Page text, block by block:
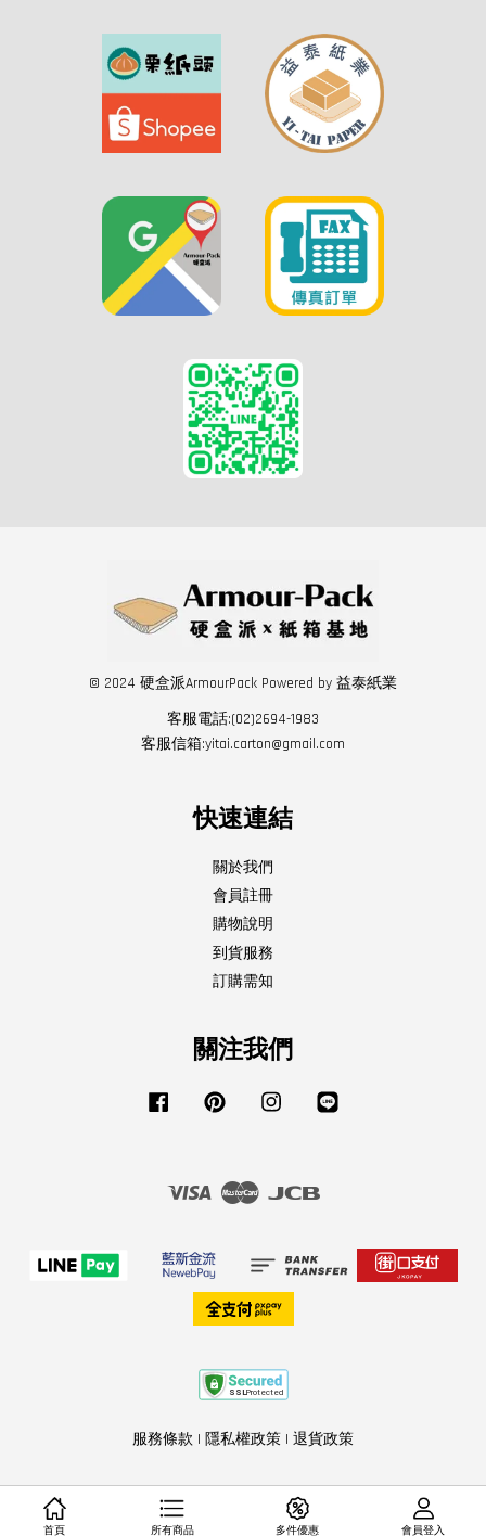
© 2024 硬盒派ArmourPack Powered by 益泰紙業
客服電話:(02)2694-1983
客服信箱:yitai.carton@gmail.com
快速連結
關於我們
會員註冊
購物說明
到貨服務
訂購需知
關注我們
Facebook Pinterest Instagram
Visa Master
服務條款 | 隱私權政策 | 退貨政策
首頁 所有商品 多件優惠 會員登入